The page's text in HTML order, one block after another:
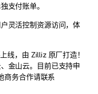
支付账单。
灵活控制资源访问，体
线，由 Zilliz 原厂打造！
金山云。目前已支持申
商务合作请联系